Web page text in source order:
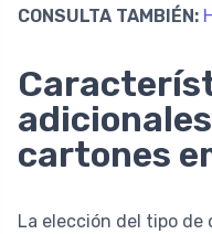
CONSULTA TAMBIÉN:
cartones
La elección del tipo de